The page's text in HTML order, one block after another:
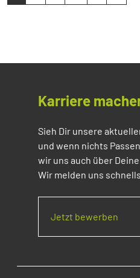
Karriere
Sieh Dir unsere
und wenn nichts
wir uns auch über
Wir melden uns
Jetzt bewerben